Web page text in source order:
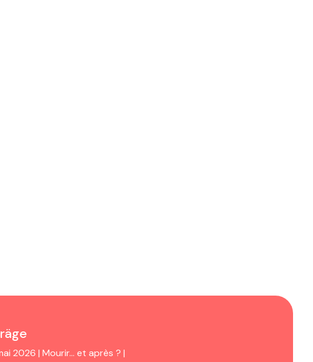
2026 | Mourir… et après ? |